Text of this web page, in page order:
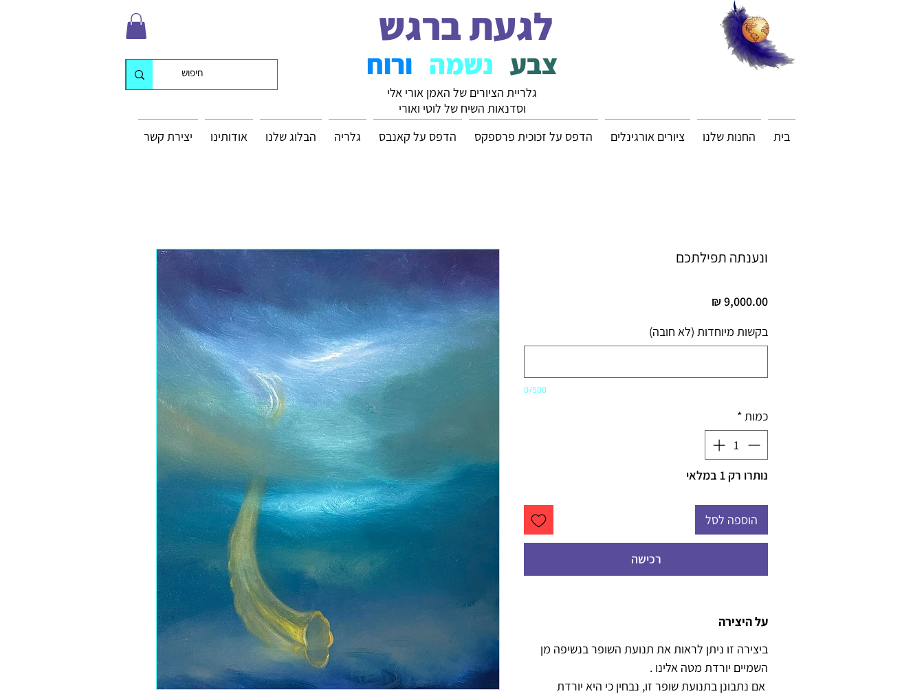
לגעת ברגש
צבע נשמה ורוח
גלריית הציורים של האמן אורי אלי
וסדנאות השיח של לוטי ואורי
בית
החנות שלנו ציורים אורגינלים הדפס על זכוכית פרספקס הדפס על קאנבס גלריה הבלוג שלנו אודותינו יצירת קשר
ונענתה תפילתכם
בקשות מיוחדות (לא חובה)
0/500
כמות*
נותרו רק 1 במלאי
הוספה לסל
רכישה
על היצירה
ביצירה זו ניתן לראות את תנועת השופר בנשיפה מן
השמיים יורדת מטה אלינו .
אם נתבונן בתנועת שופר זו, נבחין כי היא יורדת